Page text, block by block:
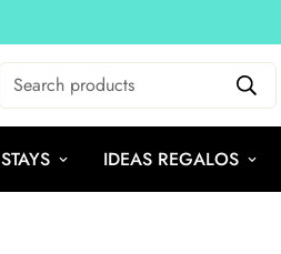
Search products
STAYS IDEAS REGALOS